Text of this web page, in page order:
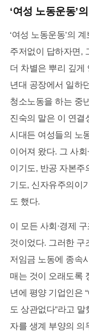
‘여성 노동운동’
‘여성 노동운동’의
주저없이 답하자면,
더 차별은 뿌리 깊게
년대 공장에서 일하
청소노동을 하는 중
진숙의 말은 이 연결
시대든 여성들의 노
이어져 왔다. 그 사회
이기도, 반공 자본주
기도, 신자유주의이
도 했다.
이 모든 사회∙경제
것이었다. 그러한 구
저임금 노동에 종속
매는 것이 오래도록
년에 평양 기업인은
도 상관없다”라고
자를 생계 부양의 의